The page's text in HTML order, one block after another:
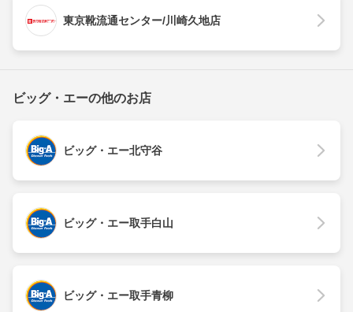
東京靴流通センター/川崎久地店
ビッグ・エーの他のお店
ビッグ・エー北守谷
ビッグ・エー取手白山
ビッグ・エー取手青柳